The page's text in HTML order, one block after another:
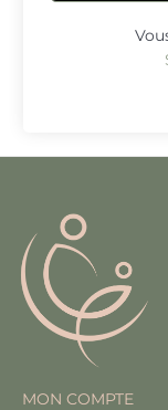
MON COMPTE